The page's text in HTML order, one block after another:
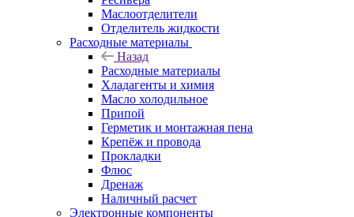
Маслоотделители
Отделитель жидкости
Расходные материалы
Назад
Расходные материалы
Хладагенты и химия
Масло холодильное
Припой
Герметик и монтажная пена
Крепёж и провода
Прокладки
Флюс
Дренаж
Наличный расчет
Электронные компоненты